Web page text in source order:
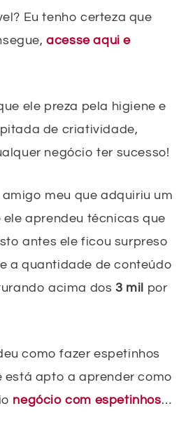
Eu tenho certeza que
acesse aqui e
ele preza pela higiene e
de criatividade,
negócio ter sucesso!
meu que adquiriu um
ele aprendeu técnicas que
antes ele ficou surpreso
a quantidade de conteúdo
acima dos3 mil por
como fazer espetinhos
está apto a aprender como
negócio com espetinhos…